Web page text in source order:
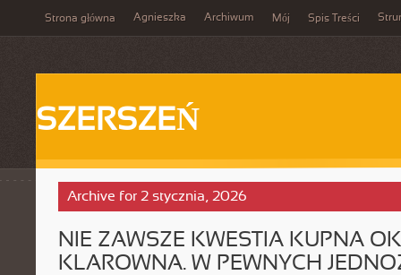
Strona główna Agnieszka Archiwum Mój Spis Treści
SZERSZEŃ
Archive for 2 stycznia, 2026
NIE ZAWSZE KWESTIA KUPNA
KLAROWNA. W PEWNYCH